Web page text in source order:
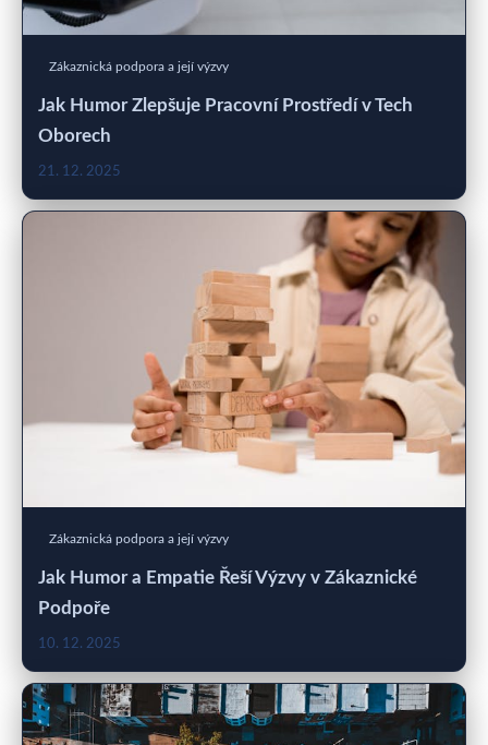
Zákaznická podpora a její výzvy
Jak Humor Zlepšuje Pracovní Prostředí v Tech
Oborech
21. 12. 2025
Zákaznická podpora a její výzvy
Jak Humor a Empatie Řeší Výzvy v Zákaznické
Podpoře
10. 12. 2025